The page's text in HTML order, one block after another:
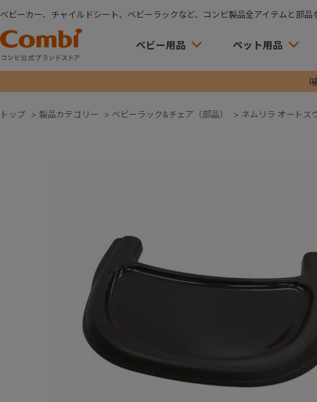
ベビーカー、チャイルドシート、ベビーラックなど、コンビ製品全アイテムと部品
ベビー用品 ペット用品
トップ > 製品カテゴリー > ベビーラック&チェア（部品） > ネムリラ オートス